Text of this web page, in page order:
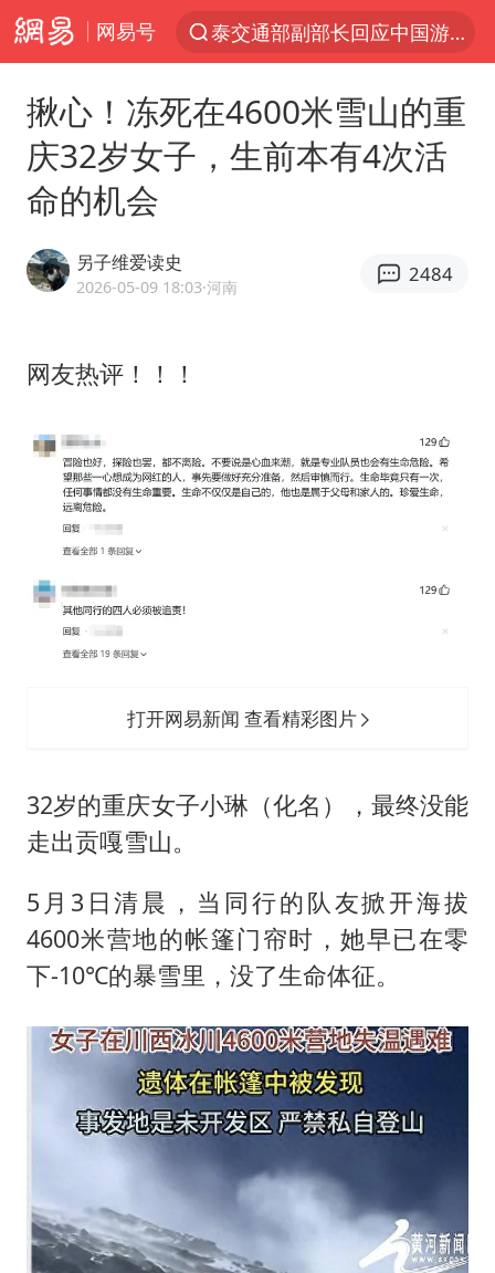
网易号
夜幕落下 运动上场
台风白海豚环流面积近似13个浙江
Meta被判支付5.67亿美元
OpenAI为免费用户升级GPT-5.6 Luna
女子开一天一夜空调后二氧化碳中毒
船舶避风项目停工 多地全力防台风
揪心！冻死在4600米雪山的重
庆32岁女子，生前本有4次活
命的机会
另子维爱读史
2026-05-09 18:03·河南
2484
网友热评！！！
打开网易新闻 查看精彩图片
32岁的重庆女子小琳（化名），最终没能
走出贡嘎雪山。
5月3日清晨，当同行的队友掀开海拔
4600米营地的帐篷门帘时，她早已在零
下-10℃的暴雪里，没了生命体征。